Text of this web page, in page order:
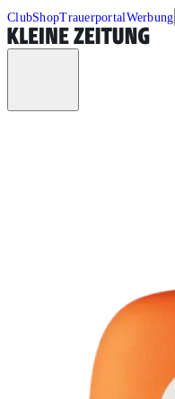
ClubShopTrauerportalWerbung